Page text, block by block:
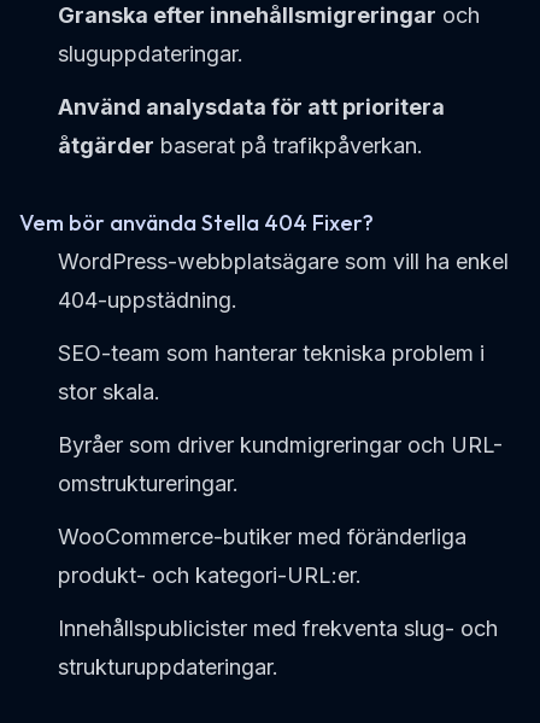
Granska efter innehållsmigreringar och
sluguppdateringar.
Använd analysdata för att prioritera
åtgärder baserat på trafikpåverkan.
Vem bör använda Stella 404 Fixer?
WordPress-webbplatsägare som vill ha enkel
404-uppstädning.
SEO-team som hanterar tekniska problem i
stor skala.
Byråer som driver kundmigreringar och URL-
omstruktureringar.
WooCommerce-butiker med föränderliga
produkt- och kategori-URL:er.
Innehållspublicister med frekventa slug- och
strukturuppdateringar.